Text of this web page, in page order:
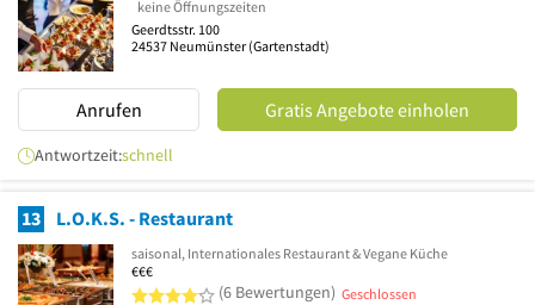
keine Öffnungszeiten
Geerdtsstr. 100
24537 Neumünster(Gartenstadt)
Anrufen Gratis Angebote einholen
Antwortzeit:schnell
13 L.O.K.S. - Restaurant
saisonal, Internationales Restaurant & Vegane Küche
€€€
4 von 5 Sternen
(6 Bewertungen) Geschlossen